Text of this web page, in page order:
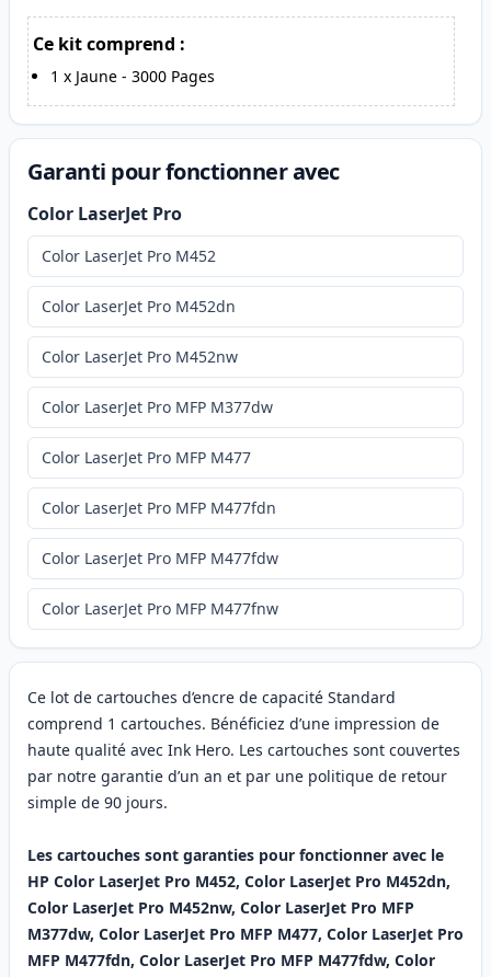
Ce kit comprend :
1 x Jaune - 3000 Pages
Ce lot de cartouches d’encre de capacité Standard
comprend 1 cartouches. Bénéficiez d’une impression de
haute qualité avec Ink Hero. Les cartouches sont couvertes
par notre garantie d’un an et par une politique de retour
simple de 90 jours.
Les cartouches sont garanties pour fonctionner avec le
HP Color LaserJet Pro M452, Color LaserJet Pro M452dn,
Color LaserJet Pro M452nw, Color LaserJet Pro MFP
M377dw, Color LaserJet Pro MFP M477, Color LaserJet Pro
MFP M477fdn, Color LaserJet Pro MFP M477fdw, Color
Garanti pour fonctionner avec
Color LaserJet Pro
Color LaserJet Pro M452
Color LaserJet Pro M452dn
Color LaserJet Pro M452nw
Color LaserJet Pro MFP M377dw
Color LaserJet Pro MFP M477
Color LaserJet Pro MFP M477fdn
Color LaserJet Pro MFP M477fdw
Color LaserJet Pro MFP M477fnw